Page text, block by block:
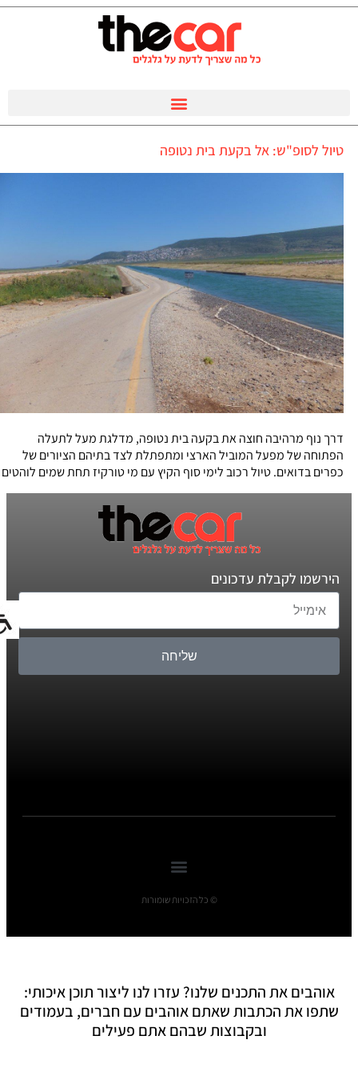
טיול לסופ"ש: אל בקעת בית נטופה
דרך נוף מרהיבה חוצה את בקעה בית נטופה, מדלגת מעל לתעלה
הפתוחה של מפעל המוביל הארצי ומתפתלת לצד בתיהם הציורים של
כפרים בדואים. טיול רכוב לימי סוף הקיץ עם מי טורקיז תחת שמים לוהטים
הירשמו לקבלת עדכונים
שליחה
© כל הזכויות שומורות
אוהבים את התכנים שלנו? עזרו לנו ליצור תוכן איכותי:
שתפו את הכתבות שאתם אוהבים עם חברים, בעמודים
ובקבוצות שבהם אתם פעילים